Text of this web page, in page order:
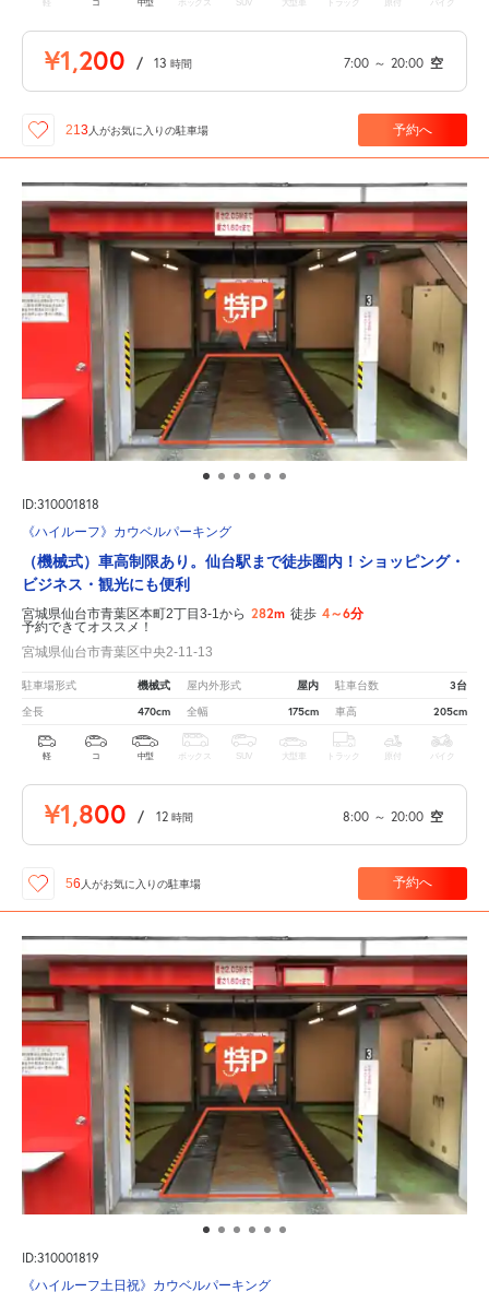
軽 コ 中型 ボックス SUV 大型車 トラック 原付 バイク
¥1,200 / 13 時間 7:00 ～ 20:00 空
213人がお気に入りの駐車場 予約へ
ID:310001818
《ハイルーフ》カウベルパーキング
（機械式）車高制限あり。仙台駅まで徒歩圏内！ショッピング・
ビジネス・観光にも便利
宮城県仙台市青葉区本町2丁目3-1から 282m 徒歩 4～6分
予約できてオススメ！
宮城県仙台市青葉区中央2-11-13
駐車場形式 機械式 屋内外形式 屋内 駐車台数 3台
全長 470cm 全幅 175cm 車高 205cm
軽 コ 中型 ボックス SUV 大型車 トラック 原付 バイク
¥1,800 / 12 時間 8:00 ～ 20:00 空
56 人がお気に入りの駐車場 予約へ
ID:310001819
《ハイルーフ土日祝》カウベルパーキング